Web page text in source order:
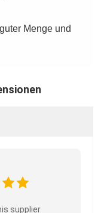
Menge und
supplier